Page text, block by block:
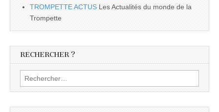
TROMPETTE ACTUS Les Actualités du monde de la
Trompette
RECHERCHER ?
Rechercher :